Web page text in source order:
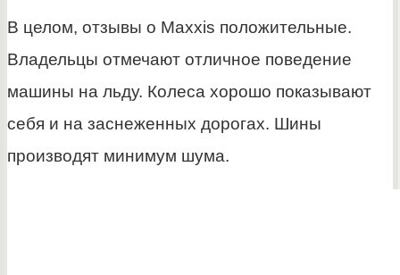
В целом, отзывы о Maxxis положительные.
Владельцы отмечают отличное поведение
машины на льду. Колеса хорошо показывают
себя и на заснеженных дорогах. Шины
производят минимум шума.